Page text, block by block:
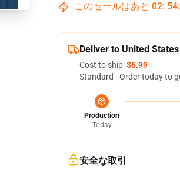
このセールはあと 02: 54
Deliver to United States
Cost to ship:$6.99
Standard - Order today to
Production
Today
安全な取引